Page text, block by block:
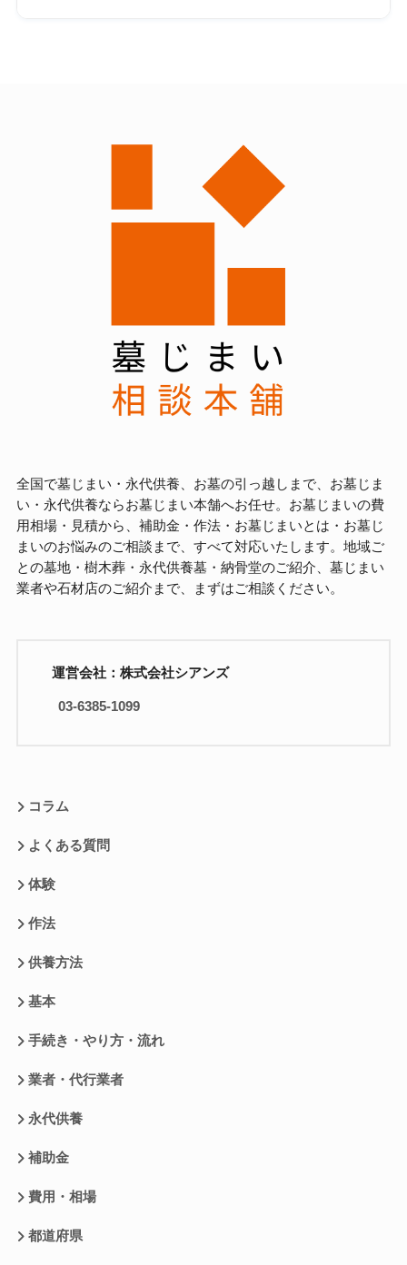
全国で墓じまい・永代供養、お墓の引っ越しまで、お墓じま
い・永代供養ならお墓じまい本舗へお任せ。お墓じまいの費
用相場・見積から、補助金・作法・お墓じまいとは・お墓じ
まいのお悩みのご相談まで、すべて対応いたします。地域ご
との墓地・樹木葬・永代供養墓・納骨堂のご紹介、墓じまい
業者や石材店のご紹介まで、まずはご相談ください。
運営会社：株式会社シアンズ
03-6385-1099
コラム
よくある質問
体験
作法
供養方法
基本
手続き・やり方・流れ
業者・代行業者
永代供養
補助金
費用・相場
都道府県